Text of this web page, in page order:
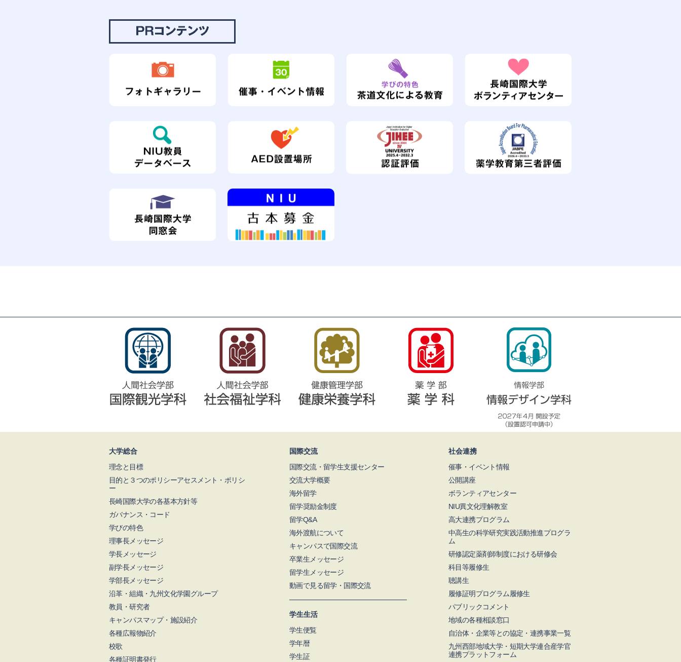
大学総合
理念と目標
目的と３つのポリシーアセスメント・ポリシ
ー
長崎国際大学の各基本方針等
ガバナンス・コード
学びの特色
理事長メッセージ
学長メッセージ
副学長メッセージ
学部長メッセージ
沿革・組織・九州文化学園グループ
教員・研究者
キャンパスマップ・施設紹介
各種広報物紹介
校歌
各種証明書発行
国際交流
国際交流・留学生支援センター
交流大学概要
海外留学
留学奨励金制度
留学Q&A
海外渡航について
キャンパスで国際交流
卒業生メッセージ
留学生メッセージ
動画で見る留学・国際交流
学生生活
学生便覧
学年暦
学生証
社会連携
催事・イベント情報
公開講座
ボランティアセンター
NIU異文化理解教室
高大連携プログラム
中高生の科学研究実践活動推進プログラ
ム
研修認定薬剤師制度における研修会
科目等履修生
聴講生
履修証明プログラム履修生
パブリックコメント
地域の各種相談窓口
自治体・企業等との協定・連携事業一覧
九州⻄部地域⼤学・短期⼤学連合産学官
連携プラットフォーム